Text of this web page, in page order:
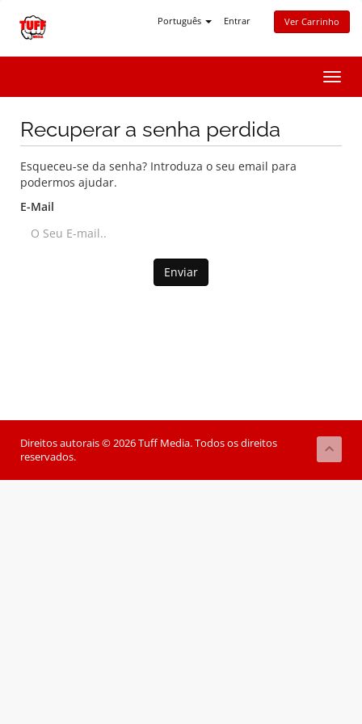
Português Entrar Ver Carrinho
Recuperar a senha perdida
Esqueceu-se da senha? Introduza o seu email para
podermos ajudar.
E-Mail
Enviar
Direitos autorais © 2026 Tuff Media. Todos os direitos
reservados.